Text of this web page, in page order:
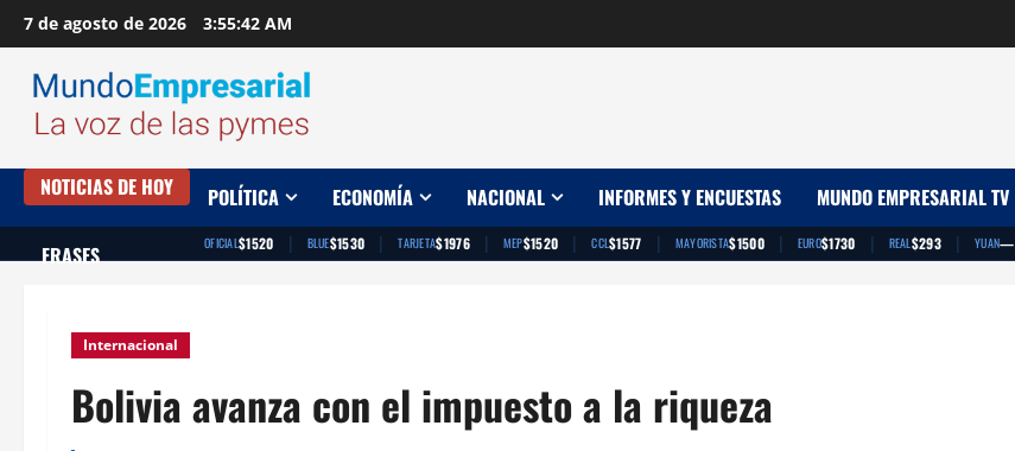
Saltar
al
contenido
7 de agosto de 2026 3:55:43 AM
NOTICIAS DE HOY POLÍTICA ECONOMÍA NACIONAL INFORMES Y ENCUESTAS MUNDO EMPRESARIAL TV
FRASES OFICIAL$1520 | BLUE$1530 | TARJETA$1976 | MEP$1520 | CCL$1577 | MAYORISTA$1500 | EURO$1730 | REAL$293 | YUAN—
Internacional
Bolivia avanza con el impuesto a la riqueza